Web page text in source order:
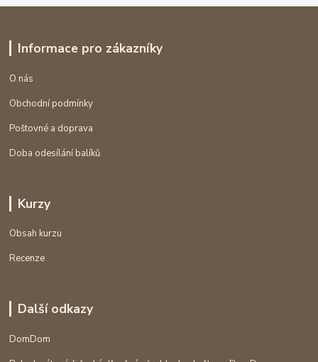
Informace pro zákazníky
O nás
Obchodní podmínky
Poštovné a doprava
Doba odesílání balíků
Kurzy
Obsah kurzu
Recenze
Další odkazy
DomDom